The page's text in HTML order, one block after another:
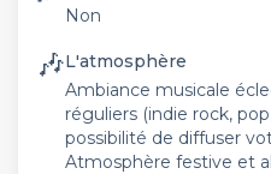
Non
🎶L'atmosphère
Ambiance musicale
réguliers (indie rock,
possibilité de diffuser
Atmosphère festive et